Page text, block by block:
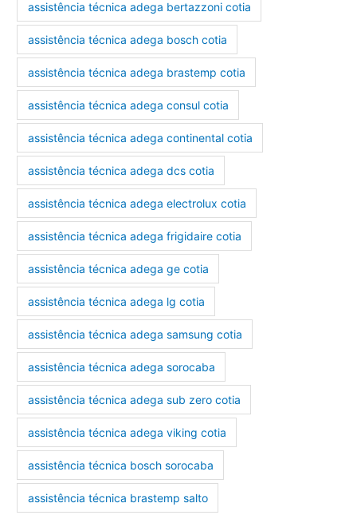
assistência técnica adega bertazzoni cotia
assistência técnica adega bosch cotia
assistência técnica adega brastemp cotia
assistência técnica adega consul cotia
assistência técnica adega continental cotia
assistência técnica adega dcs cotia
assistência técnica adega electrolux cotia
assistência técnica adega frigidaire cotia
assistência técnica adega ge cotia
assistência técnica adega lg cotia
assistência técnica adega samsung cotia
assistência técnica adega sorocaba
assistência técnica adega sub zero cotia
assistência técnica adega viking cotia
assistência técnica bosch sorocaba
assistência técnica brastemp salto